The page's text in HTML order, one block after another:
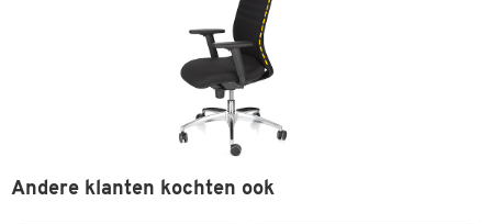
Andere klanten kochten ook